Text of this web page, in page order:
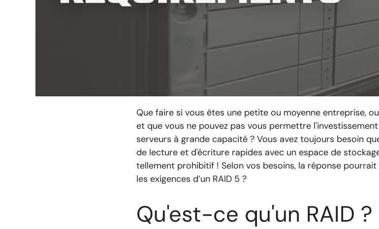
Que faire si vous êtes une petite ou moyenne entreprise,
et que vous ne pouvez pas vous permettre
serveurs à grande capacité ? Vous avez toujours besoin
de lecture et d'écriture rapides avec un espace de
tellement prohibitif ! Selon vos besoins, la réponse pourrait
les exigences d’un RAID 5 ?
Qu'est-ce qu'un RAID ?